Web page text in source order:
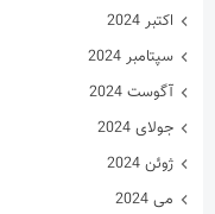
اکتبر 2024
سپتامبر 2024
آگوست 2024
جولای 2024
ژوئن 2024
می 2024